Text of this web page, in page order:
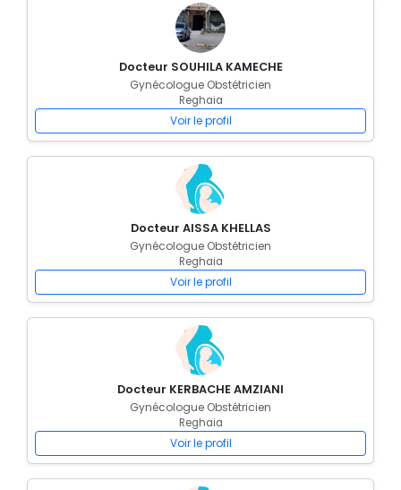
Docteur SOUHILA KAMECHE
Gynécologue Obstétricien
Reghaia
Voir le profil
Docteur AISSA KHELLAS
Gynécologue Obstétricien
Reghaia
Voir le profil
Docteur KERBACHE AMZIANI
Gynécologue Obstétricien
Reghaia
Voir le profil